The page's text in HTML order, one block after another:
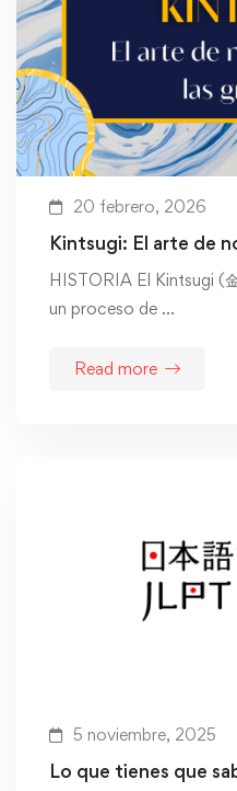
20 febrero, 2026
Kintsugi: El arte de
HISTORIA El Kintsugi (
un proceso de …
Read more
5 noviembre, 2025
Lo que tienes que